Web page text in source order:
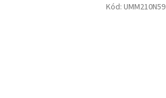
Kód:UMM210N59